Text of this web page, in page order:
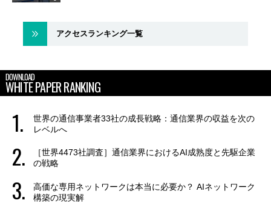
アクセスランキング一覧
DOWNLOAD
WHITE PAPER RANKING
世界の通信事業者33社の成長戦略：通信業界の収益を次の
レベルへ
［世界4473社調査］通信業界におけるAI成熟度と先駆企業
の戦略
高価な専用ネットワークは本当に必要か？ AIネットワーク
構築の現実解